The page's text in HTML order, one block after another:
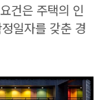
건은 주택의 인
일자를 갖춘 경